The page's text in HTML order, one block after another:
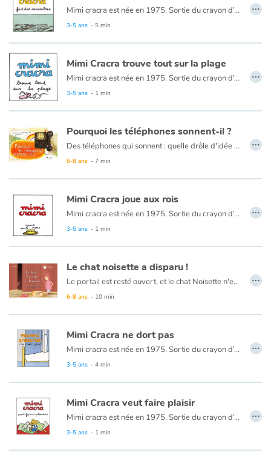
Mimi cracra est née en 1975. Sortie du crayon d’Agnès Rosenstiehl pour le magazine “Pomme d’api”, cette petite fille aux joues roses et cheveux bruns à laquelle il est facile de s’identifier nous entraîne avec humour dans ses aventures quotidiennes.
3-5 ans - 5 min
…
Mimi Cracra trouve tout sur la plage
Mimi cracra est née en 1975. Sortie du crayon d’Agnès Rosenstiehl pour le magazine “Pomme d’api”, cette petite fille aux joues roses et cheveux bruns à laquelle il est facile de s’identifier nous entraîne avec humour dans ses aventures quotidiennes.
3-5 ans - 1 min
…
Pourquoi les téléphones sonnent-il ?
Des téléphones qui sonnent : quelle drôle d'idée ! Après tout, il devait bien y avoir d'autres solutions… Alors pourquoi ont-elles été écartées ?
6-8 ans - 7 min
…
Mimi Cracra joue aux rois
Mimi cracra est née en 1975. Sortie du crayon d’Agnès Rosenstiehl pour le magazine “Pomme d’api”, cette petite fille aux joues roses et cheveux bruns à laquelle il est facile de s’identifier nous entraîne avec humour dans ses aventures quotidiennes.
3-5 ans - 1 min
…
Le chat noisette a disparu !
Le portail est resté ouvert, et le chat Noisette n'est plus là ! S'est-il fait écraser par une voiture ? La petite fille Sophie est en pleurs…
6-8 ans - 10 min
…
Mimi Cracra ne dort pas
Mimi cracra est née en 1975. Sortie du crayon d’Agnès Rosenstiehl pour le magazine “Pomme d’api”, cette petite fille aux joues roses et cheveux bruns à laquelle il est facile de s’identifier nous entraîne avec humour dans ses aventures quotidiennes.
3-5 ans - 4 min
…
Mimi Cracra veut faire plaisir
Mimi cracra est née en 1975. Sortie du crayon d’Agnès Rosenstiehl pour le magazine “Pomme d’api”, cette petite fille aux joues roses et cheveux bruns à laquelle il est facile de s’identifier nous entraîne avec humour dans ses aventures quotidiennes.
3-5 ans - 1 min
…